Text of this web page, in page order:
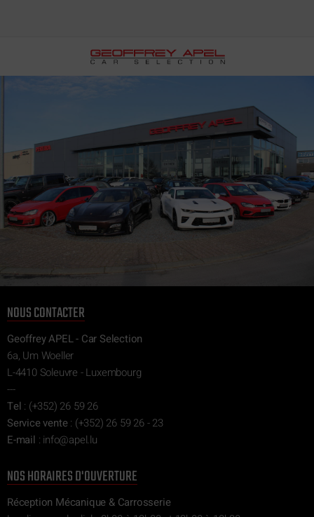
NOUS CONTACTER
Geoffrey APEL - Car Selection
6a, Um Woeller
L-4410 Soleuvre - Luxembourg
---
Tel : (+352) 26 59 26
Service vente: (+352) 26 59 26 - 23
E-mail : ul.l
epa@of
ni
NOS HORAIRES D'OUVERTURE
Réception Mécanique & Carrosserie